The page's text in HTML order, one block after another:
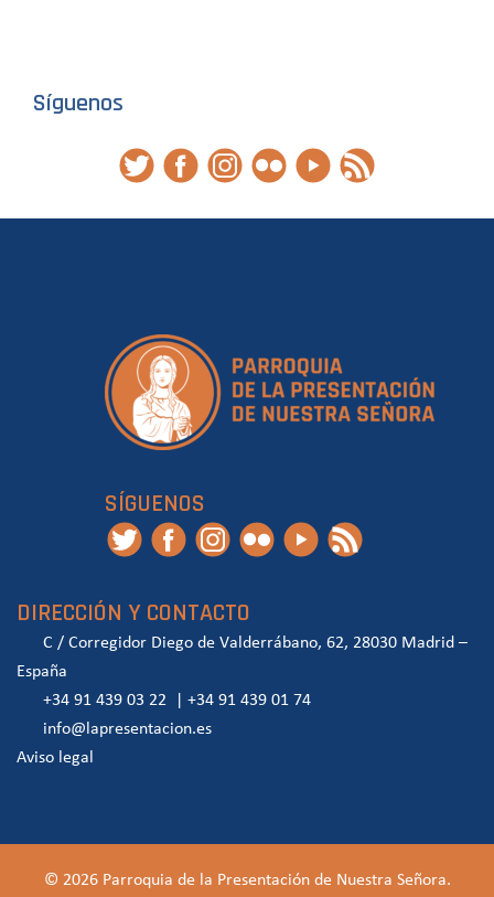
Síguenos
SÍGUENOS
DIRECCIÓN Y CONTACTO
C / Corregidor Diego de Valderrábano, 62, 28030 Madrid –
España
+34 91 439 03 22
+34 91 439 01 74
info@lapresentacion.es
Aviso legal
© 2026 Parroquia de la Presentación de Nuestra Señora.